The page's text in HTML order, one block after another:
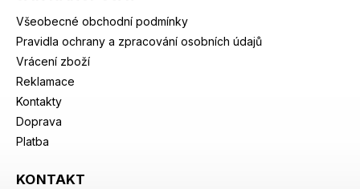
Všeobecné obchodní podmínky
Pravidla ochrany a zpracování osobních údajů
Vrácení zboží
Reklamace
Kontakty
Doprava
Platba
KONTAKT